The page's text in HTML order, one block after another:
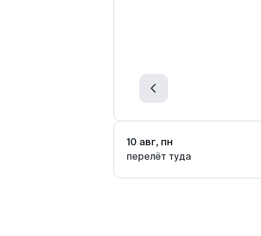
10 авг, пн
перелёт туда